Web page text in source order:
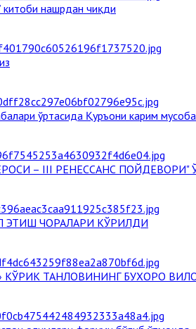
китоби нашрдан чиқди
ўртасида Қуръони карим
– III РЕНЕССАНС
ЭТИШ ЧОРАЛАРИ КЎРИЛДИ
КЎРИК ТАНЛОВИНИНГ БУХОРО